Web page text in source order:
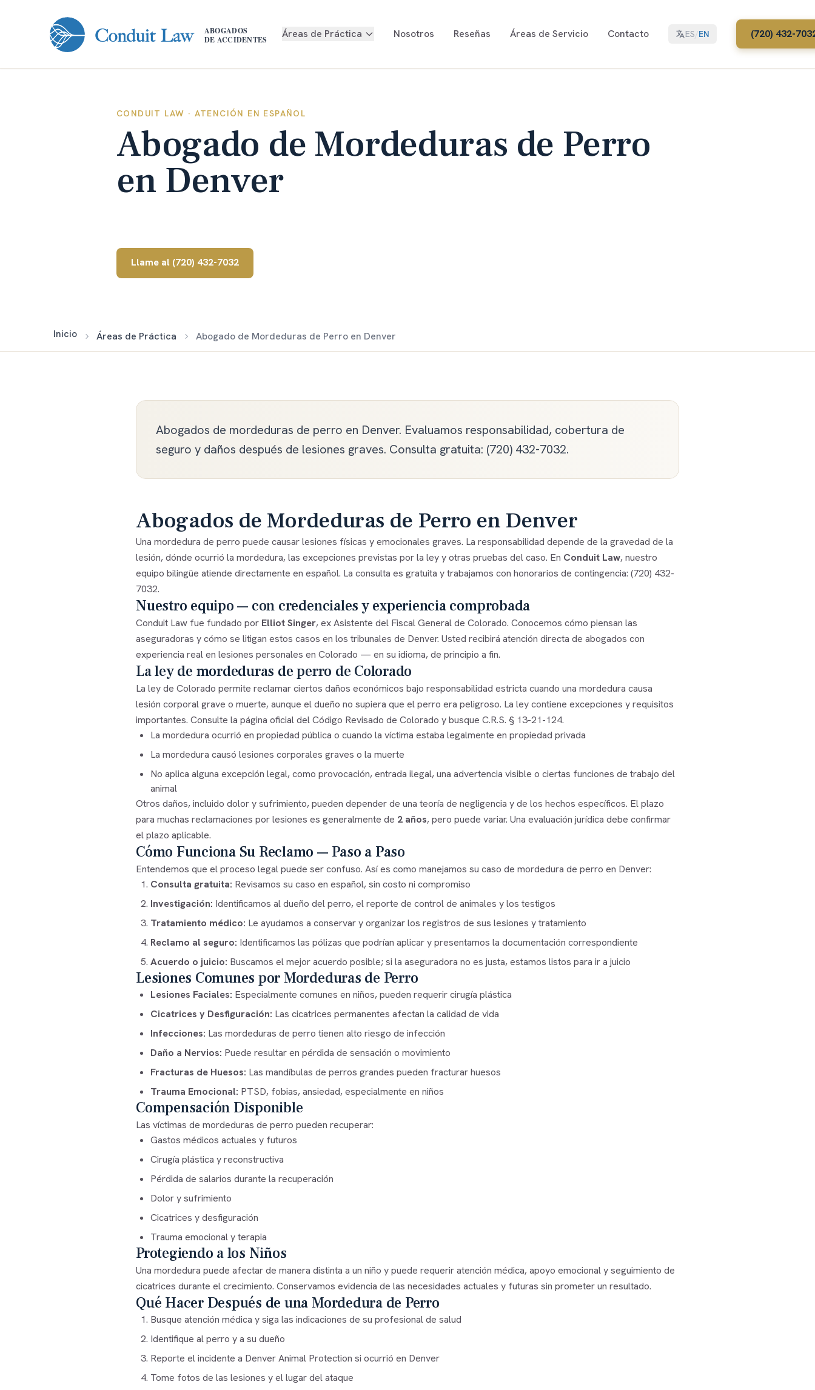
ABOGADOS
DE ACCIDENTES
Áreas de Práctica Nosotros Reseñas Áreas de Servicio Contacto ES/EN (720) 432-
CONDUIT LAW · ATENCIÓN EN ESPAÑOL
Abogado de Mordeduras de Perro
en Denver
Llame al (720) 432-7032
Inicio Áreas de Práctica Abogado de Mordeduras de Perro en Denver
Abogados de mordeduras de perro en Denver. Evaluamos responsabilidad, cobertura de
seguro y daños después de lesiones graves. Consulta gratuita: (720) 432-7032.
Abogados de Mordeduras de Perro en Denver
Una mordedura de perro puede causar lesiones físicas y emocionales graves. La responsabilidad depende de la gravedad de la
lesión, dónde ocurrió la mordedura, las excepciones previstas por la ley y otras pruebas del caso. En Conduit Law, nuestro
equipo bilingüe atiende directamente en español. La consulta es gratuita y trabajamos con honorarios de contingencia: (720) 432-
7032.
Nuestro equipo — con credenciales y experiencia comprobada
Conduit Law fue fundado por Elliot Singer, ex Asistente del Fiscal General de Colorado. Conocemos cómo piensan las
aseguradoras y cómo se litigan estos casos en los tribunales de Denver. Usted recibirá atención directa de abogados con
experiencia real en lesiones personales en Colorado — en su idioma, de principio a fin.
La ley de mordeduras de perro de Colorado
La ley de Colorado permite reclamar ciertos daños económicos bajo responsabilidad estricta cuando una mordedura causa
lesión corporal grave o muerte, aunque el dueño no supiera que el perro era peligroso. La ley contiene excepciones y requisitos
importantes. Consulte la página oficial delCódigo Revisado de Colorado y busque C.R.S. § 13-21-124.
La mordedura ocurrió en propiedad pública o cuando la víctima estaba legalmente en propiedad privada
La mordedura causó lesiones corporales graves o la muerte
No aplica alguna excepción legal, como provocación, entrada ilegal, una advertencia visible o ciertas funciones de trabajo del
animal
Otros daños, incluido dolor y sufrimiento, pueden depender de una teoría de negligencia y de los hechos específicos. El plazo
para muchas reclamaciones por lesiones es generalmente de 2 años, pero puede variar. Una evaluación jurídica debe confirmar
el plazo aplicable.
Cómo Funciona Su Reclamo — Paso a Paso
Entendemos que el proceso legal puede ser confuso. Así es como manejamos su caso de mordedura de perro en Denver:
Consulta gratuita: Revisamos su caso en español, sin costo ni compromiso
Investigación: Identificamos al dueño del perro, el reporte de control de animales y los testigos
Tratamiento médico: Le ayudamos a conservar y organizar los registros de sus lesiones y tratamiento
Reclamo al seguro: Identificamos las pólizas que podrían aplicar y presentamos la documentación correspondiente
Acuerdo o juicio: Buscamos el mejor acuerdo posible; si la aseguradora no es justa, estamos listos para ir a juicio
Lesiones Comunes por Mordeduras de Perro
Lesiones Faciales: Especialmente comunes en niños, pueden requerir cirugía plástica
Cicatrices y Desfiguración: Las cicatrices permanentes afectan la calidad de vida
Infecciones: Las mordeduras de perro tienen alto riesgo de infección
Daño a Nervios: Puede resultar en pérdida de sensación o movimiento
Fracturas de Huesos: Las mandíbulas de perros grandes pueden fracturar huesos
Trauma Emocional: PTSD, fobias, ansiedad, especialmente en niños
Compensación Disponible
Las víctimas de mordeduras de perro pueden recuperar:
Gastos médicos actuales y futuros
Cirugía plástica y reconstructiva
Pérdida de salarios durante la recuperación
Dolor y sufrimiento
Cicatrices y desfiguración
Trauma emocional y terapia
Protegiendo a los Niños
Una mordedura puede afectar de manera distinta a un niño y puede requerir atención médica, apoyo emocional y seguimiento de
cicatrices durante el crecimiento. Conservamos evidencia de las necesidades actuales y futuras sin prometer un resultado.
Qué Hacer Después de una Mordedura de Perro
Busque atención médica y siga las indicaciones de su profesional de salud
Identifique al perro y a su dueño
Reporte el incidente a Denver Animal Protection si ocurrió en Denver
Tome fotos de las lesiones y el lugar del ataque